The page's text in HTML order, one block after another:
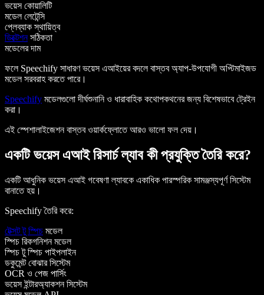
ভয়েস কোয়ালিটি
মডেল লেটেন্সি
প্লেব্যাক স্থায়িত্ব
ডিক্টেশনসঠিকতা
মডেলের দাম
ফলে Speechify সাধারণ ভয়েস এআইয়ের বদলে বাস্তব অ্যাপ-উপযোগী অপ্টিমাইজড
মডেল সরবরাহ করতে পারে।
Speechify মডেলগুলো দীর্ঘশুনানি ও ধারাবাহিক কথোপকথনের জন্য বিশেষভাবে ট্রেইন
করা।
এই স্পেশালাইজেশন বাস্তব ওয়ার্কফ্লোতে আরও ভালো ফল দেয়।
একটি ভয়েস এআই রিসার্চ ল্যাব কী প্রযুক্তি তৈরি করে?
একটি আধুনিক ভয়েস এআই গবেষণা ল্যাবকে একাধিক পারস্পরিক সামঞ্জস্যপূর্ণ সিস্টেম
বানাতে হয়।
Speechify তৈরি করে:
টেক্সট টু স্পিচ মডেল
স্পিচ রিকগনিশন মডেল
স্পিচ টু স্পিচ পাইপলাইন
ডকুমেন্ট বোঝার সিস্টেম
OCR ও পেজ পার্সিং
ভয়েস ইন্টারঅ্যাকশন সিস্টেম